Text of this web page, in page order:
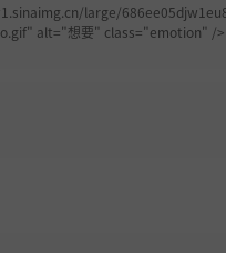
large/
alt="想要" class="emotion"